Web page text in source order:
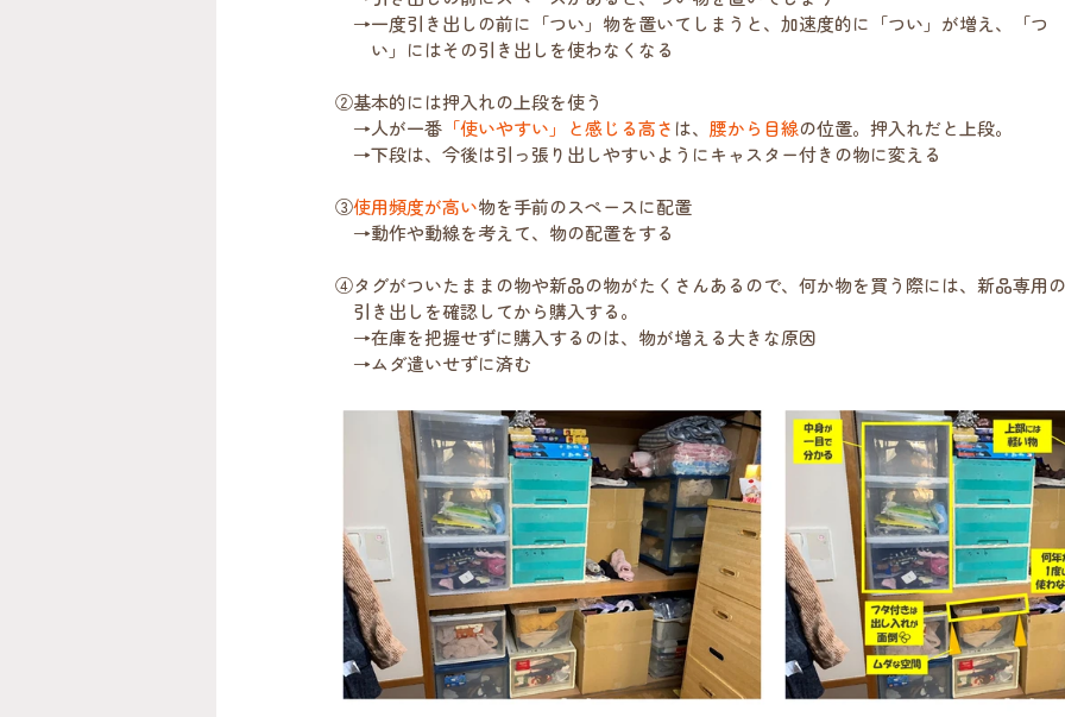
→一度引き出しの前に「つい」物を置いてしまうと、加速度的に「つい」が増え、「つ
い」にはその引き出しを使わなくなる
②基本的には押入れの上段を使う
→人が一番 「使いやすい」と感じる高さ は、 腰から目線の位置。押入れだと上段。
→下段は、今後は引っ張り出しやすいようにキャスター付きの物に変える
③使用頻度が高い物を手前のスペースに配置
→動作や動線を考えて、物の配置をする
④タグがついたままの物や新品の物がたくさんあるので、何か物を買う際には、新品専用の
引き出しを確認してから購入する。
→在庫を把握せずに購入するのは、物が増える大きな原因
→ムダ遣いせずに済む